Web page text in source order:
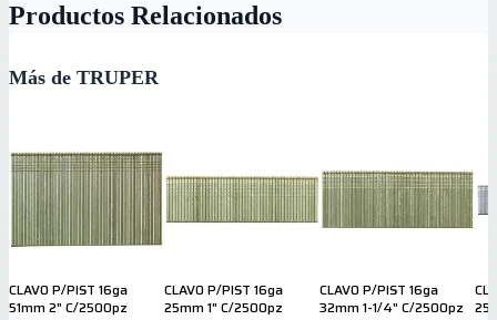
Productos Relacionados
Más de TRUPER
CLAVO P/PIST 16ga
51mm 2" C/2500pz
CLAVO P/PIST 16ga
25mm 1" C/2500pz
CLAVO P/PIST 16ga
32mm 1-1/4" C/2500pz